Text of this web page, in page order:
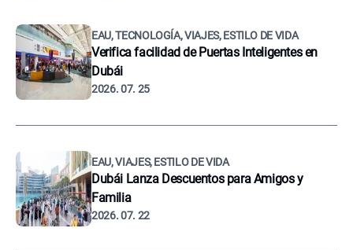
EAU, TECNOLOGÍA, VIAJES, ESTILO DE VIDA
Verifica facilidad de Puertas Inteligentes en
Dubái
2026. 07. 25
EAU, VIAJES, ESTILO DE VIDA
Dubái Lanza Descuentos para Amigos y
Familia
2026. 07. 22